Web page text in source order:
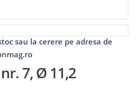
sau la cerere pe adresa de
7, Ø 11,2